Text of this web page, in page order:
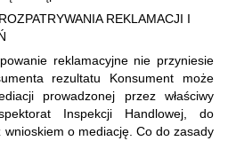
REKLAMACJI I
reklamacyjne nie przyniesie
rezultatu Konsument może
prowadzonej przez właściwy
Inspekcji Handlowej, do
o mediację. Co do zasady